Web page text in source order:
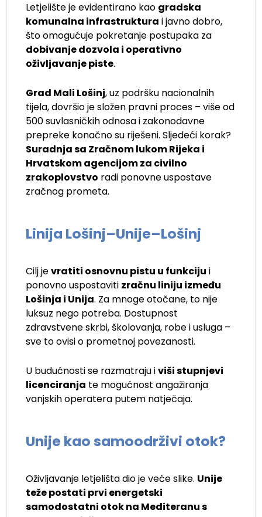
Letjelište je evidentirano kao gradska
komunalna infrastruktura i javno dobro,
što omogućuje pokretanje postupaka za
dobivanje dozvola i operativno
oživljavanje piste.
Grad Mali Lošinj, uz podršku nacionalnih
tijela, dovršio je složen pravni proces – više od
500 suvlasničkih odnosa i zakonodavne
prepreke konačno su riješeni. Sljedeći korak?
Suradnja sa Zračnom lukom Rijeka i
Hrvatskom agencijom za civilno
zrakoplovstvo radi ponovne uspostave
zračnog prometa.
Linija Lošinj–Unije–Lošinj
Cilj jevratiti osnovnu pistu u funkciju i
ponovno uspostaviti zračnu liniju između
Lošinja i Unija. Za mnoge otočane, to nije
luksuz nego potreba. Dostupnost
zdravstvene skrbi, školovanja, robe i usluga –
sve to ovisi o prometnoj povezanosti.
U budućnosti se razmatraju iviši stupnjevi
licenciranja te mogućnost angažiranja
vanjskih operatera putem natječaja.
Unije kao samoodrživi otok?
Oživljavanje letjelišta dio je veće slike. Unije
teže postati prvi energetski
samodostatni otok na Mediteranu s